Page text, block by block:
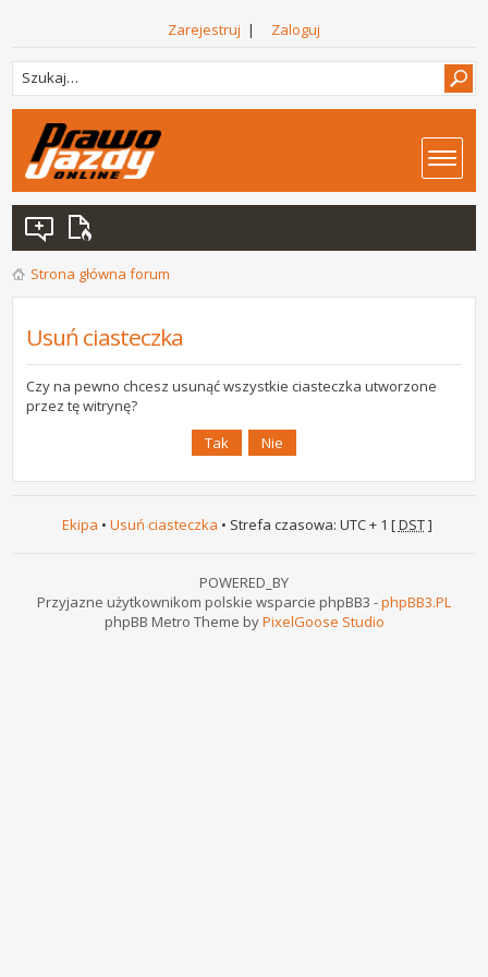
Zarejestruj | Zaloguj
Strona główna forum
Usuń ciasteczka
Czy na pewno chcesz usunąć wszystkie ciasteczka utworzone
przez tę witrynę?
Ekipa • Usuń ciasteczka • Strefa czasowa: UTC + 1 [DST]
POWERED_BY
Przyjazne użytkownikom polskie wsparcie phpBB3 -phpBB3.PL
phpBB Metro Theme byPixelGoose Studio